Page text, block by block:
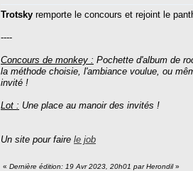
Trotsky remporte le concours et rejoint le
----
Concours de monkey : Pochette d'album de
la méthode choisie, l'ambiance voulue, ou
invité !
Lot : Une place au manoir des invités !
Un site pour faire le job
« Dernière édition: 19 Avr 2023, 20h01 par Herondil»